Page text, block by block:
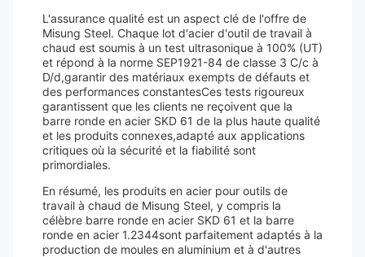
L'assurance qualité est un aspect clé de l'offre de
Misung Steel. Chaque lot d'acier d'outil de travail à
chaud est soumis à un test ultrasonique à 100% (UT)
et répond à la norme SEP1921-84 de classe 3 C/c à
D/d,garantir des matériaux exempts de défauts et
des performances constantesCes tests rigoureux
garantissent que les clients ne reçoivent que la
barre ronde en acier SKD 61 de la plus haute qualité
et les produits connexes,adapté aux applications
critiques où la sécurité et la fiabilité sont
primordiales.
En résumé, les produits en acier pour outils de
travail à chaud de Misung Steel, y compris la
célèbre barre ronde en acier SKD 61 et la barre
ronde en acier 1.2344sont parfaitement adaptés à la
production de moules en aluminium et à d'autres